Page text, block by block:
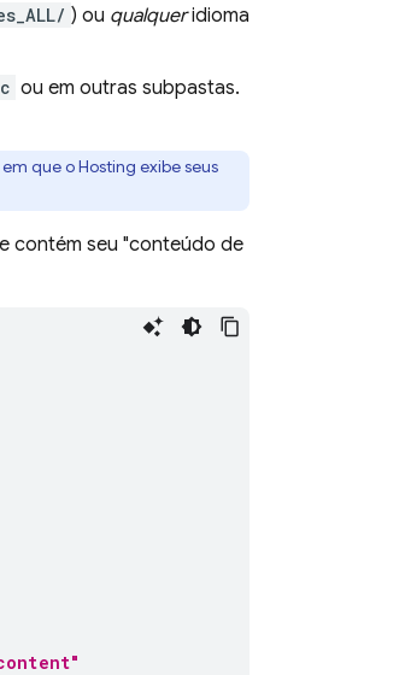
) ou qualqueridioma
ou em outras subpastas.
que oHosting exibe seus
contém seu "conteúdo de